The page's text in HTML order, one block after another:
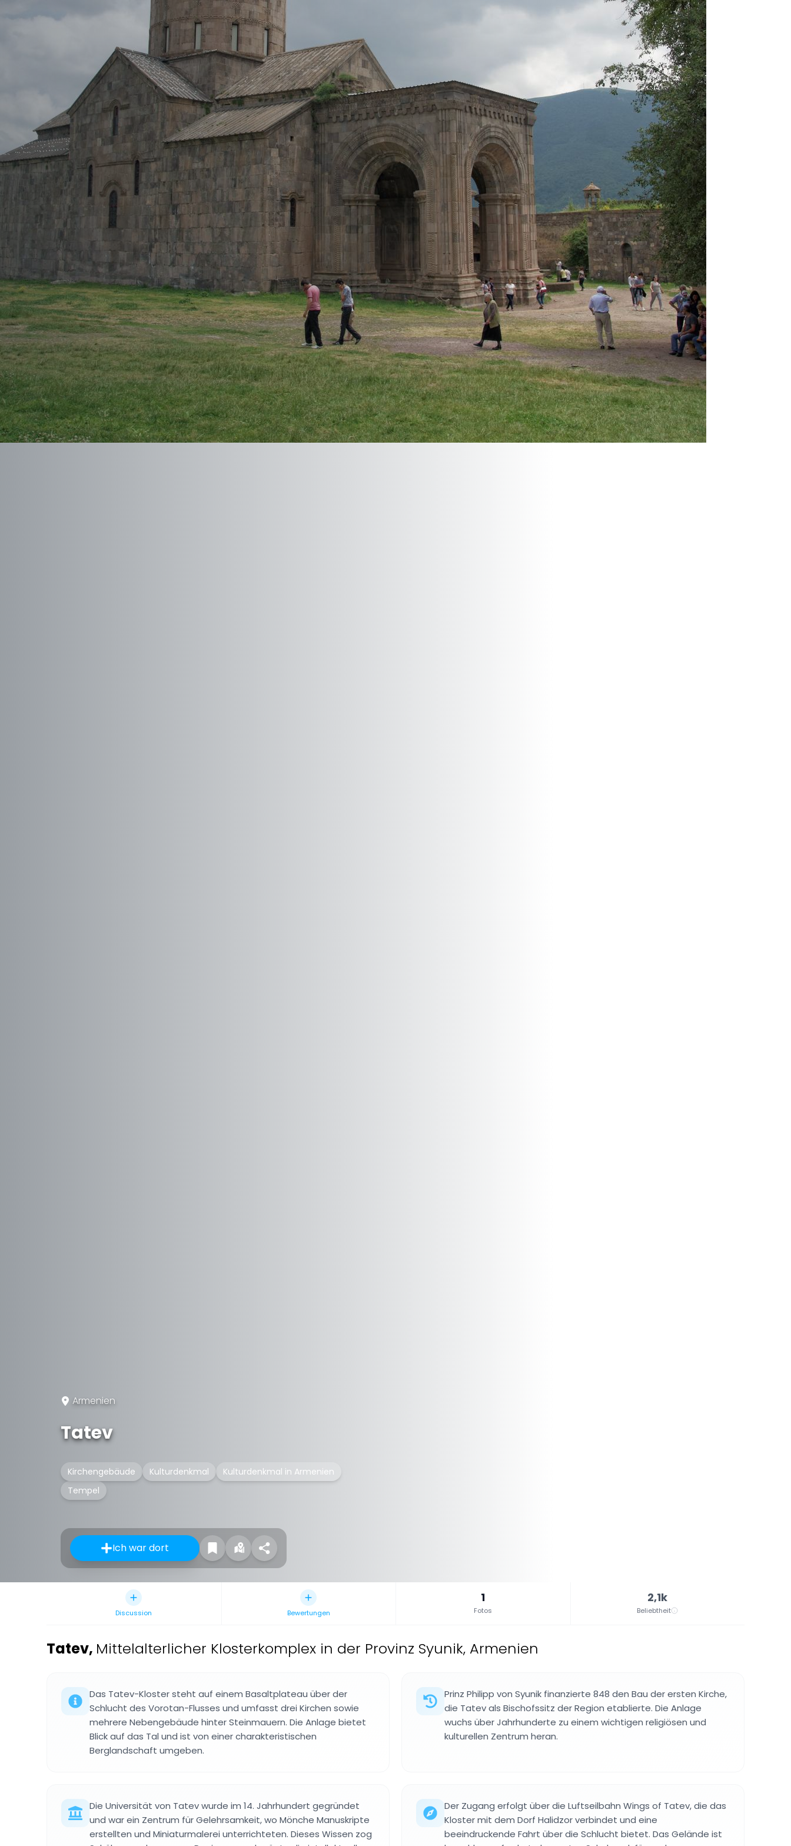
Armenien
Tatev
Kirchengebäude Kulturdenkmal
Kulturdenkmal in Armenien
Tempel
Ich war dort
Discussion Bewertungen
1
Fotos
2,1k
Beliebtheit
Tatev, Mittelalterlicher Klosterkomplex in der Provinz Syunik, Armenien
Das Tatev-Kloster steht auf einem Basaltplateau über der
Schlucht des Vorotan-Flusses und umfasst drei Kirchen sowie
mehrere Nebengebäude hinter Steinmauern. Die Anlage bietet
Blick auf das Tal und ist von einer charakteristischen
Berglandschaft umgeben.
Prinz Philipp von Syunik finanzierte 848 den Bau der ersten Kirche,
die Tatev als Bischofssitz der Region etablierte. Die Anlage
wuchs über Jahrhunderte zu einem wichtigen religiösen und
kulturellen Zentrum heran.
Die Universität von Tatev wurde im 14. Jahrhundert gegründet
und war ein Zentrum für Gelehrsamkeit, wo Mönche Manuskripte
erstellten und Miniaturmalerei unterrichteten. Dieses Wissen zog
Der Zugang erfolgt über die Luftseilbahn Wings of Tatev, die das
Kloster mit dem Dorf Halidzor verbindet und eine
beeindruckende Fahrt über die Schlucht bietet. Das Gelände ist